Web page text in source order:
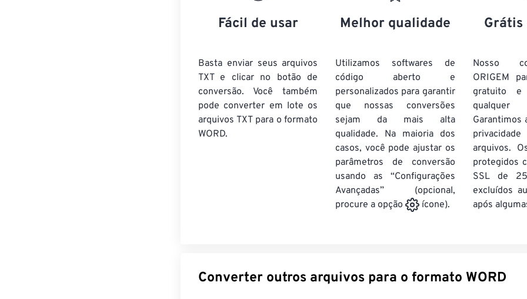
Fácil de usar
Basta enviar seus arquivos
TXT e clicar no botão de
conversão. Você também
pode converter em loteos
arquivos TXTpara o formato
WORD.
Melhor qualidade
Utilizamos softwares de
código aberto e
personalizados para garantir
que nossas conversões
sejam da mais alta
qualidade. Na maioria dos
casos, você pode ajustar os
parâmetros de conversão
usando as “Configurações
Avançadas” (opcional,
procure a opção
ícone).
Grátis
Nosso
ORIGEM
gratuito e
qualquer
Garantimos
arquivos.
protegidos
SSL de
excluídos
após
Converter outros arquivos para o formato WORD